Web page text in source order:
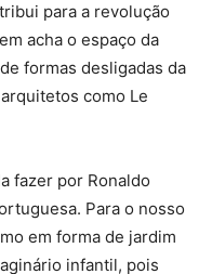
para a revolução
acha o espaço da
formas desligadas da
como Le
fazer por Ronaldo
Para o nosso
em forma de jardim
infantil, pois